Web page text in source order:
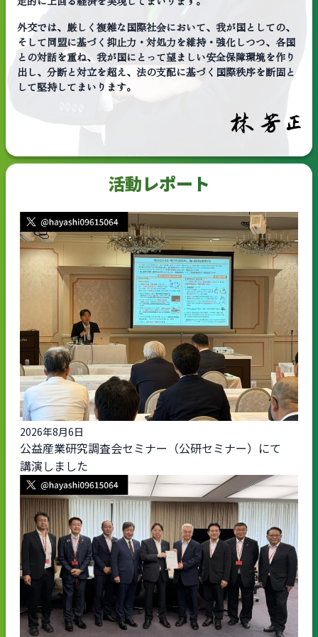
外交では、厳しく複雑な国際社会において、我が国としての、
そして同盟に基づく抑止力・対処力を維持・強化しつつ、各国
との対話を重ね、我が国にとって望ましい安全保障環境を作り
出し、分断と対立を超え、法の支配に基づく国際秩序を断固と
して堅持してまいります。
活動レポート
2026年8月6日
公益産業研究調査会セミナー（公研セミナー）にて
講演しました